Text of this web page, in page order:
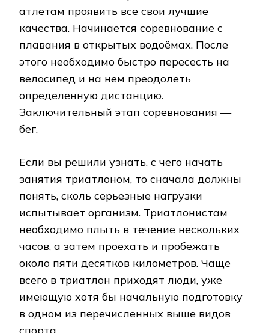
атлетам проявить все свои лучшие
качества. Начинается соревнование с
плавания в открытых водоёмах. После
этого необходимо быстро пересесть на
велосипед и на нем преодолеть
определенную дистанцию.
Заключительный этап соревнования —
бег.
Если вы решили узнать, с чего начать
занятия триатлоном, то сначала должны
понять, сколь серьезные нагрузки
испытывает организм. Триатлонистам
необходимо плыть в течение нескольких
часов, а затем проехать и пробежать
около пяти десятков километров. Чаще
всего в триатлон приходят люди, уже
имеющую хотя бы начальную подготовку
в одном из перечисленных выше видов
спорта.